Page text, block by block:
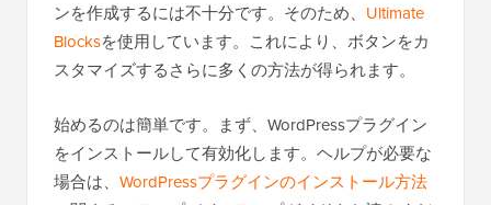
ンを作成するには不十分です。そのため、 Ultimate
Blocksを使用しています。これにより、ボタンをカ
スタマイズするさらに多くの方法が得られます。
始めるのは簡単です。まず、WordPressプラグイン
をインストールして有効化します。ヘルプが必要な
場合は、 WordPressプラグインのインストール方法